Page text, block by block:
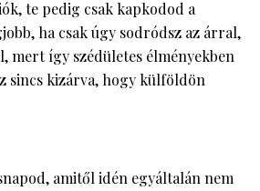
te pedig csak kapkodod a
ha csak úgy sodródsz az árral,
mert így szédületes élményekben
sincs kizárva, hogy külföldön
amitől idén egyáltalán nem